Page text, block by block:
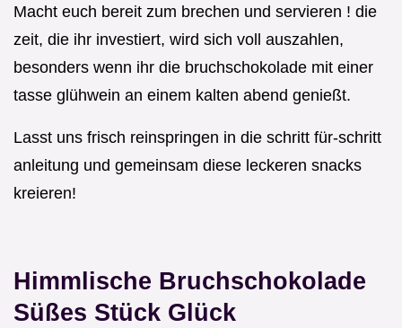
Macht euch bereit zum brechen und servieren ! die
zeit, die ihr investiert, wird sich voll auszahlen,
besonders wenn ihr die bruchschokolade mit einer
tasse glühwein an einem kalten abend genießt.
Lasst uns frisch reinspringen in die schritt für-schritt
anleitung und gemeinsam diese leckeren snacks
kreieren!
Himmlische Bruchschokolade
Süßes Stück Glück